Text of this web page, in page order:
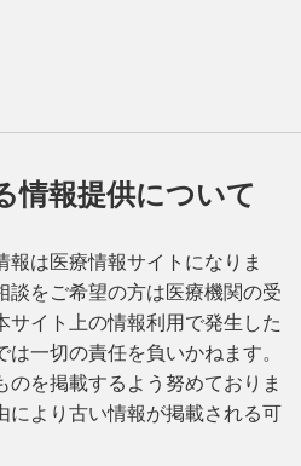
情報提供について
は医療情報サイトになりま
談をご希望の方は医療機関の受
サイト上の情報利用で発生した
一切の責任を負いかねます。
のを掲載するよう努めておりま
により古い情報が掲載される可